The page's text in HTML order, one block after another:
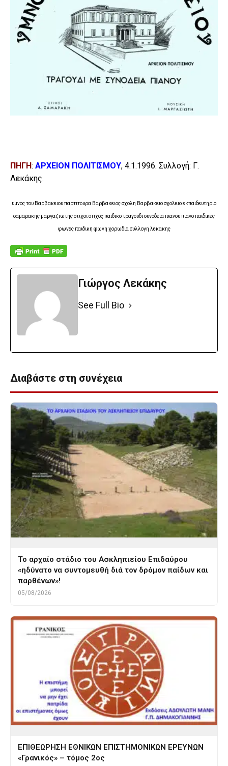
ΠΗΓΗ: ΑΡΧΕΙΟΝ ΠΟΛΙΤΙΣΜΟΥ, 4.1.1996. Συλλογή: Γ.
Λεκάκης.
υμνος του Βαρβακειου παρτιτουρα Βαρβακειος σχολη Βαρβακειο σχολειο εκπαιδευτηριο
σαμαρακης μαργαζιωτης στιχοι στιχος παιδικο τραγουδι συνοδεια πιανου πιανο παιδικες
φωνες παιδικη φωνη χορωδια συλλογη λεκακης
Γιώργος Λεκάκης
See Full Bio
Διαβάστε στη συνέχεια
Το αρχαίο στάδιο του Ασκληπιείου Επιδαύρου
«ηδύνατο να συντομευθή διά τον δρόμον παίδων και
παρθένων»!
05/08/2026
ΕΠΙΘΕΩΡΗΣΗ ΕΘΝΙΚΩΝ ΕΠΙΣΤΗΜΟΝΙΚΩΝ ΕΡΕΥΝΩΝ
«Γρανικός» – τόμος 2ος